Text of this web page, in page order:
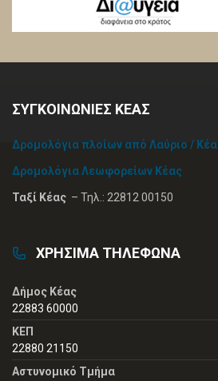
ΣΥΓΚΟΙΝΩΝΙΕΣ ΚΕΑΣ
Δρομολόγια πλοίων από Λαύριο / Κέα
Δρομολόγια Λεωφορείων Κέας
Ταξί Κέας – Τηλ.: 22812 00150
ΧΡΗΣΙΜΑ ΤΗΛΕΦΩΝΑ
Δήμος Κέας
22883 60000
ΚΕΠ
22880 21150
Αστυνομικό Τμήμα